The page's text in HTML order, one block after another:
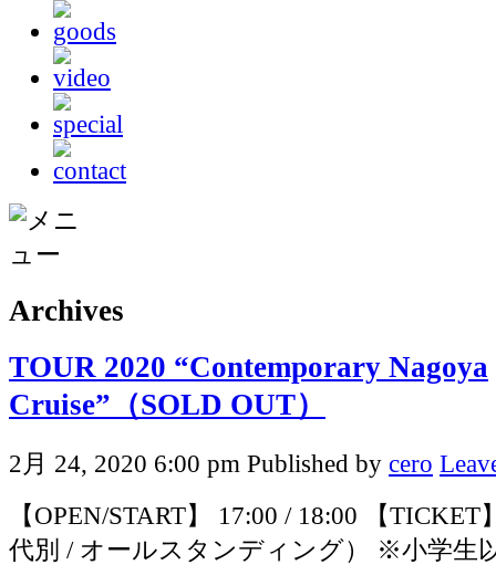
Archives
TOUR 2020 “Contemporary Nagoya
Cruise”（SOLD OUT）
2月 24, 2020 6:00 pm Published by cero
【OPEN/START】 17:00 / 18:00 【
代別 / オールスタンディング） ※小学生